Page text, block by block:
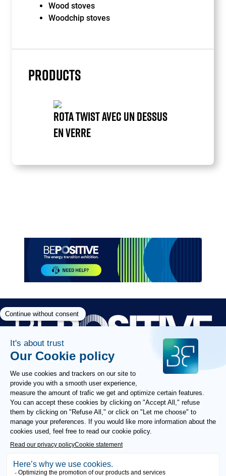
Wood stoves
Woodchip stoves
PRODUCTS
ROTA TWIST AVEC UN DESSUS
EN VERRE
of
Paragraphes
Paragraphes
Paragraphes
Paragraphes
FOLLOW US